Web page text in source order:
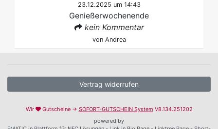
23.12.2025 um 14:43
Genießerwochenende
kein Kommentar
von Andrea
Vertrag widerrufen
Wir Gutscheine → SOFORT-GUTSCHEIN System V8.134.251202
powered by